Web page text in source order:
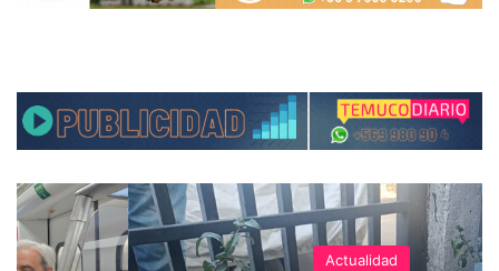
Actualidad